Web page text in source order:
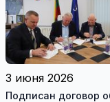
3 июня 2026
Подписан договор